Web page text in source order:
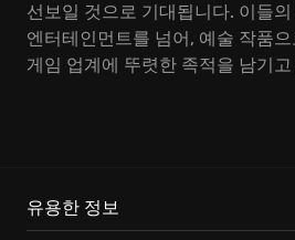
선보일 것으로 기대됩니다. 이들의
엔터테인먼트를 넘어, 예술 작품
게임 업계에 뚜렷한 족적을 남기
유용한 정보